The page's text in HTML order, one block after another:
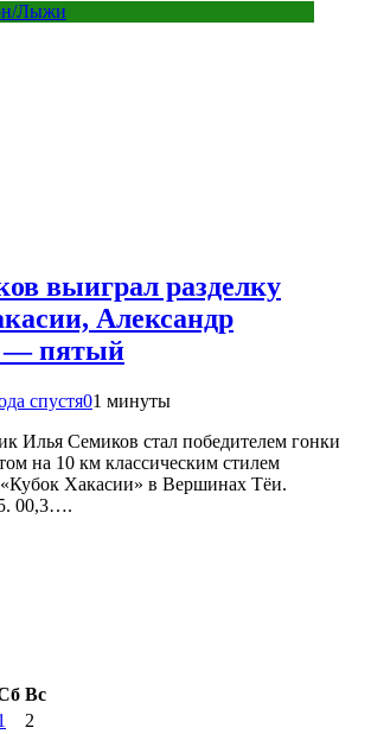
Лыжи
выиграл разделку
Александр
— пятый
спустя01 минуты
Илья Семиков стал победителем гонки
на 10 км классическим стилем
Хакасии» в Вершинах Тёи.
00,3….
Вс
2